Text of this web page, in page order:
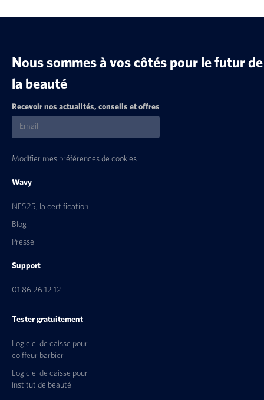
Nous sommes à vos côtés pour le futur de
la beauté
Recevoir nos actualités, conseils et offres
Modifier mes préférences de cookies
Wavy
NF525, la certification
Blog
Presse
Support
01 86 26 12 12
Tester gratuitement
Logiciel de caisse pour
coiffeur barbier
Logiciel de caisse pour
institut de beauté